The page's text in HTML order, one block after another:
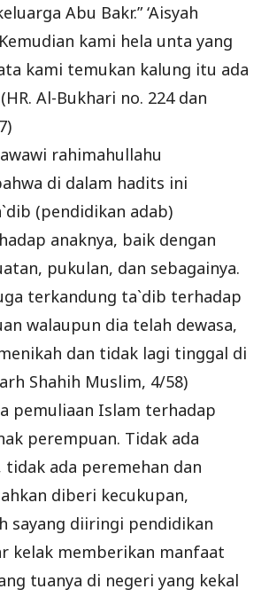
Abu Bakr.” ‘Aisyah
kami hela unta yang
kami temukan kalung itu ada
Al-Bukhari no. 224 dan
rahimahullahu
di dalam hadits ini
(pendidikan adab)
anaknya, baik dengan
pukulan, dan sebagainya.
terkandung ta`dib terhadap
walaupun dia telah dewasa,
dan tidak lagi tinggal di
Shahih Muslim, 4/58)
pemuliaan Islam terhadap
perempuan. Tidak ada
tidak ada peremehan dan
diberi kecukupan,
sayang diiringi pendidikan
kelak memberikan manfaat
tuanya di negeri yang kekal